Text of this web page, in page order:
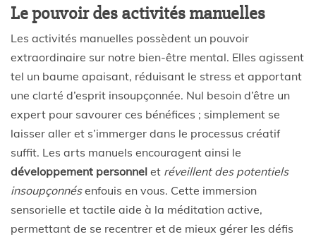
Le pouvoir des activités manuelles
Les activités manuelles possèdent un pouvoir
extraordinaire sur notre bien-être mental. Elles agissent
tel un baume apaisant, réduisant le stress et apportant
une clarté d’esprit insoupçonnée. Nul besoin d’être un
expert pour savourer ces bénéfices ; simplement se
laisser aller et s’immerger dans le processus créatif
suffit. Les arts manuels encouragent ainsi le
développement personnel et réveillent des potentiels
insoupçonnésenfouis en vous. Cette immersion
sensorielle et tactile aide à la méditation active,
permettant de se recentrer et de mieux gérer les défis